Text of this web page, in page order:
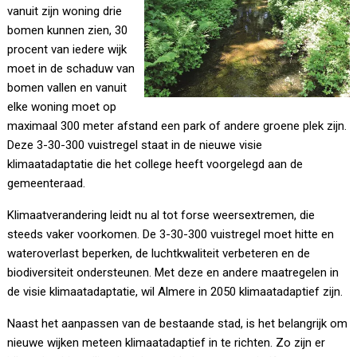
vanuit zijn woning drie
bomen kunnen zien, 30
procent van iedere wijk
moet in de schaduw van
bomen vallen en vanuit
elke woning moet op
maximaal 300 meter afstand een park of andere groene plek zijn.
Deze 3-30-300 vuistregel staat in de nieuwe visie
klimaatadaptatie die het college heeft voorgelegd aan de
gemeenteraad.
Klimaatverandering leidt nu al tot forse weersextremen, die
steeds vaker voorkomen. De 3-30-300 vuistregel moet hitte en
wateroverlast beperken, de luchtkwaliteit verbeteren en de
biodiversiteit ondersteunen. Met deze en andere maatregelen in
de visie klimaatadaptatie, wil Almere in 2050 klimaatadaptief zijn.
Naast het aanpassen van de bestaande stad, is het belangrijk om
nieuwe wijken meteen klimaatadaptief in te richten. Zo zijn er